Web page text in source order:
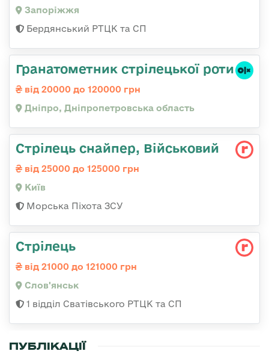
Запоріжжя
Бердянський РТЦК та СП
Гранатометник стрілецької роти
від 20000 до 120000 грн
Дніпро, Дніпропетровська область
Стрілець снайпер, Військовий
від 25000 до 125000 грн
Київ
Морська Піхота ЗСУ
Стрілець
від 21000 до 121000 грн
Слов'янськ
1 відділ Сватівського РТЦК та СП
ПУБЛІКАЦІЇ